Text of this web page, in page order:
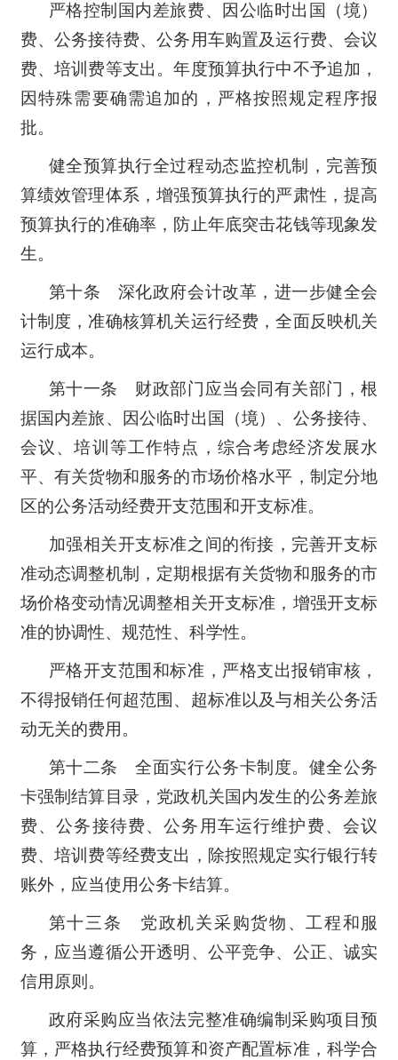
严格控制国内差旅费、因公临时出国（境）
费、公务接待费、公务用车购置及运行费、会议
费、培训费等支出。年度预算执行中不予追加，
因特殊需要确需追加的，严格按照规定程序报
批。
健全预算执行全过程动态监控机制，完善预
算绩效管理体系，增强预算执行的严肃性，提高
预算执行的准确率，防止年底突击花钱等现象发
生。
第十条 深化政府会计改革，进一步健全会
计制度，准确核算机关运行经费，全面反映机关
运行成本。
第十一条 财政部门应当会同有关部门，根
据国内差旅、因公临时出国（境）、公务接待、
会议、培训等工作特点，综合考虑经济发展水
平、有关货物和服务的市场价格水平，制定分地
区的公务活动经费开支范围和开支标准。
加强相关开支标准之间的衔接，完善开支标
准动态调整机制，定期根据有关货物和服务的市
场价格变动情况调整相关开支标准，增强开支标
准的协调性、规范性、科学性。
严格开支范围和标准，严格支出报销审核，
不得报销任何超范围、超标准以及与相关公务活
动无关的费用。
第十二条 全面实行公务卡制度。健全公务
卡强制结算目录，党政机关国内发生的公务差旅
费、公务接待费、公务用车运行维护费、会议
费、培训费等经费支出，除按照规定实行银行转
账外，应当使用公务卡结算。
第十三条 党政机关采购货物、工程和服
务，应当遵循公开透明、公平竞争、公正、诚实
信用原则。
政府采购应当依法完整准确编制采购项目预
算，严格执行经费预算和资产配置标准，科学合